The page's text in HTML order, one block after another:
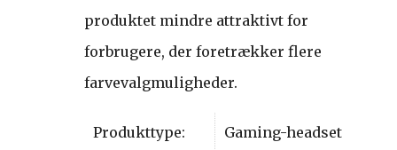
produktet mindre attraktivt for
forbrugere, der foretrækker flere
farvevalgmuligheder.
Produkttype: Gaming-headset